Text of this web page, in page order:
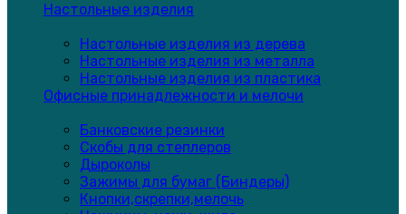
Настольные изделия
Настольные изделия из дерева
Настольные изделия из металла
Настольные изделия из пластика
Офисные принадлежности и мелочи
Банковские резинки
Скобы для степлеров
Дыроколы
Зажимы для бумаг (Биндеры)
Кнопки,скрепки,мелочь